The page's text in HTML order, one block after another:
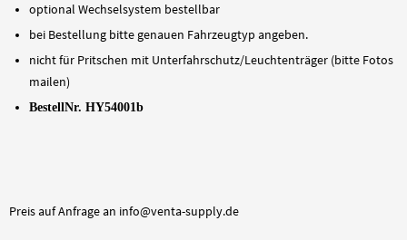
optional Wechselsystem bestellbar
bei Bestellung bitte genauen Fahrzeugtyp angeben.
nicht für Pritschen mit Unterfahrschutz/Leuchtenträger (bitte Fotos
mailen)
BestellNr. HY54001b
Preis auf Anfrage an info@venta-supply.de